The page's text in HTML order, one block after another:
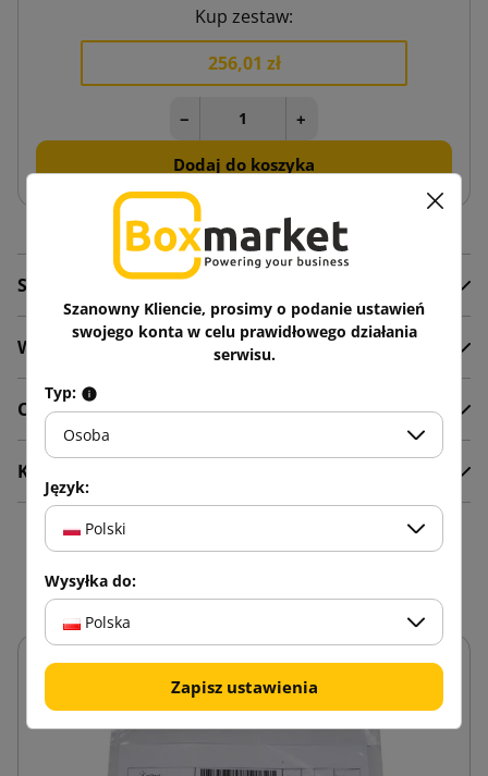
Kup zestaw:
256,01 zł
− +
Dodaj do koszyka
Szczegóły produktu
Wideo
Opis
Komentarze
Zobacz także
Szanowny Kliencie, prosimy o podanie ustawień
swojego konta w celu prawidłowego działania
serwisu.
Typ:
Osoba
Język:
Polski
Wysyłka do:
Polska
Zapisz ustawienia